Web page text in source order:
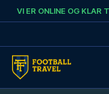
Skip to content
VI ER ONLINE OG KLAR